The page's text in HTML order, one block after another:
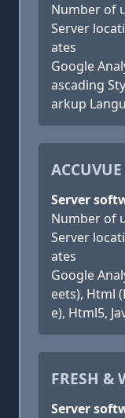
Number of
Server
ates
Google
ascading
arkup
Server
Number of
Server
ates
Google
eets), Html
e), Html5,
FRESH &
Server